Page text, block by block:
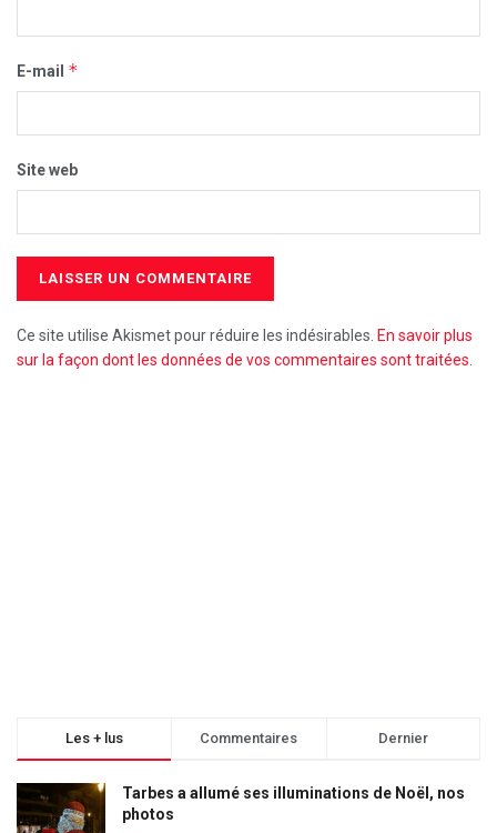
E-mail *
Site web
Ce site utilise Akismet pour réduire les indésirables. En savoir plus
sur la façon dont les données de vos commentaires sont traitées.
Les + lus Commentaires Dernier
Tarbes a allumé ses illuminations de Noël, nos
photos